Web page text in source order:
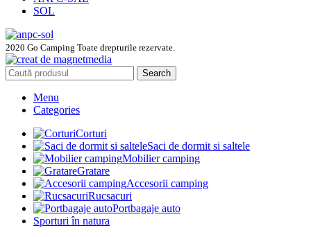
SOL
2020 Go Camping Toate drepturile rezervate.
Search
Menu
Categories
Corturi
Saci de dormit si saltele
Mobilier camping
Gratare
Accesorii camping
Rucsacuri
Portbagaje auto
Sporturi în natura